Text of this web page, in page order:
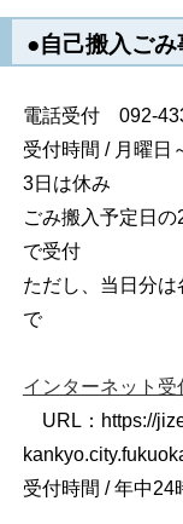
●自己搬入ご
電話受付 092-
受付時間 / 月曜日
3日は休み
ごみ搬入予定日
で受付
ただし、当日分
で
インターネット
URL：https://
受付時間 / 年中24